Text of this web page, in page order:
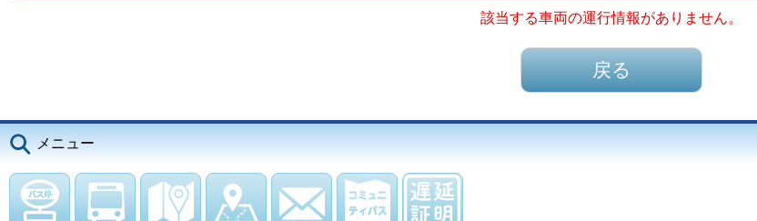
該当する車両の運行情報がありません。
メニュー